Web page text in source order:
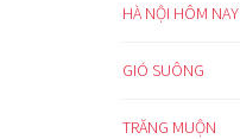
HÀ NỘI HÔM NAY
GIÓ SUÔNG
TRĂNG MUỘN